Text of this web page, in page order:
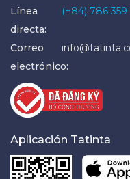
Línea
directa:
(+84) 786 359
Correo
electrónico:
Aplicación Tatinta